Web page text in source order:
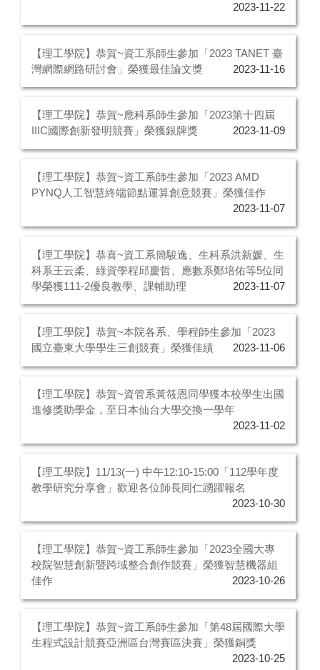
2023-11-22
【理工學院】恭賀~資工系師生參加「2023 TANET 臺
灣網際網路研討會」榮獲最佳論文獎
2023-11-16
【理工學院】恭賀~應科系師生參加「2023第十四屆
IIIC國際創新發明競賽」榮獲銀牌獎
2023-11-09
【理工學院】恭賀~資工系師生參加「2023 AMD
PYNQ人工智慧終端節點運算創意競賽」榮獲佳作
2023-11-07
【理工學院】恭喜~資工系簡駿逸、生科系洪新媛、生
科系王云柔、綠資學程邱慶哲、應數系鄭培佑等5位同
學榮獲111-2優良教學、課輔助理
2023-11-07
【理工學院】恭賀~本院各系、學程師生參加「2023
國立臺東大學學生三創競賽」榮獲佳績
2023-11-06
【理工學院】恭賀~資管系黃筱恩同學獲本校學生出國
進修獎助學金，至日本仙台大學交換一學年
2023-11-02
【理工學院】11/13(一) 中午12:10-15:00「112學年度
教學研究分享會」歡迎各位師長同仁踴躍報名
2023-10-30
【理工學院】恭賀~資工系師生參加「2023全國大專
校院智慧創新暨跨域整合創作競賽」榮獲智慧機器組
佳作
2023-10-26
【理工學院】恭賀~資工系師生參加「第48屆國際大學
生程式設計競賽亞洲區台灣賽區決賽」榮獲銅獎
2023-10-25